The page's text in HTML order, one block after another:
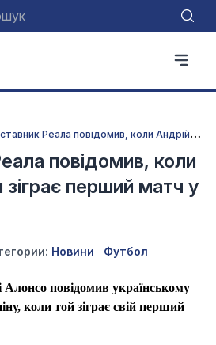
Н
аставник Реала повідомив, коли Андрій Лунін зіграє перший матч у сезоні
повідомив, коли
зіграє перший матч у
Новини Футбол
повідомив українському
коли той зіграє свій перший